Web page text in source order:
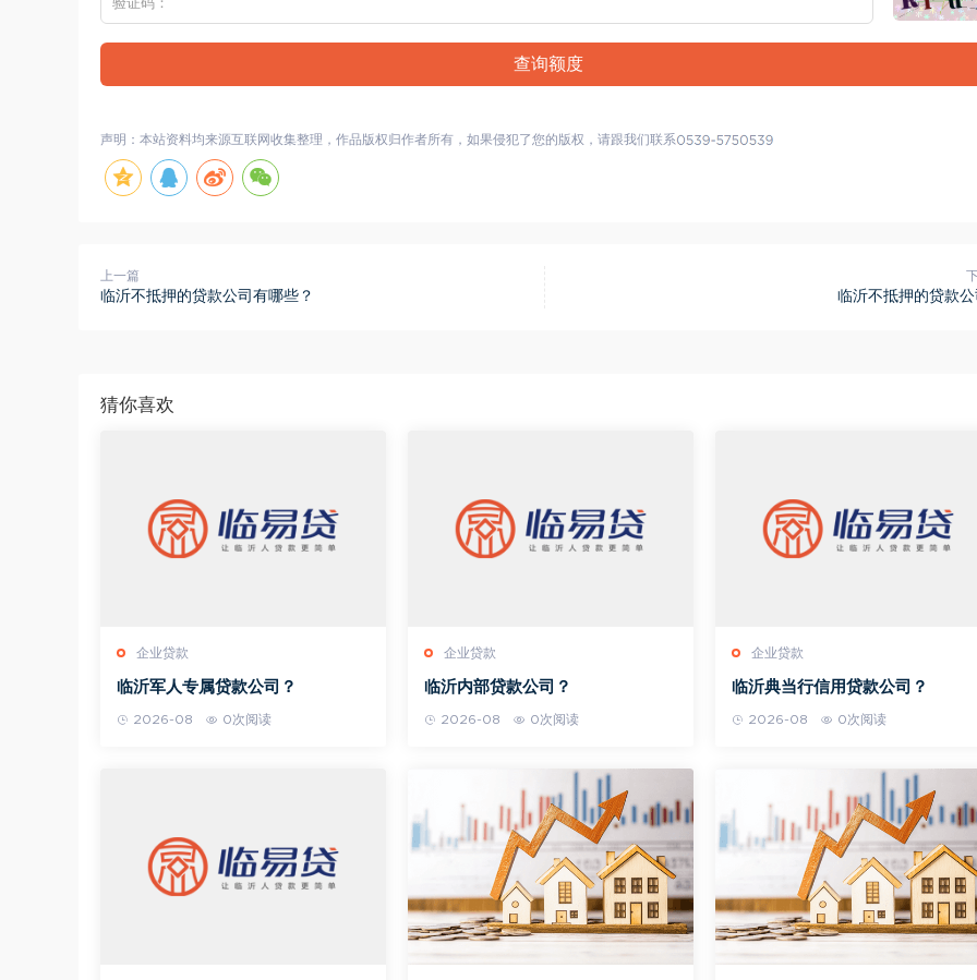
查询额度
声明：本站资料均来源互联网收集整理，作品版权归作者所有，如果侵犯了您的版权，请跟我们联系
上一篇
临沂不抵押的贷款公司有哪些？ 临沂不抵押的贷款
猜你喜欢
企业贷款
临沂军人专属贷款公司？
2026-08 0次阅读
企业贷款
临沂内部贷款公司？
2026-08 0次阅读
企业贷款
临沂典当行信用贷款公司？
2026-08 0次阅读